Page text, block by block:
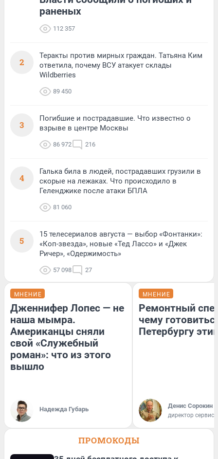
раненых
112 357
2
Теракты против мирных граждан. Татьяна Ким
ответила, почему ВСУ атакует склады
Wildberries
89 450
3
Погибшие и пострадавшие. Что известно о
взрыве в центре Москвы
86 972 216
4
Галька била в людей, пострадавших грузили в
скорые на лежаках. Что происходило в
Геленджике после атаки БПЛА
81 060
5
15 телесериалов августа — выбор «Фонтанки»:
«Коп-звезда», новые «Тед Лассо» и «Джек
Ричер», «Одержимость»
57 098 27
МНЕНИЕ
Дженнифер Лопес — не
наша мымра.
Американцы сняли
свой «Служебный
роман»: что из этого
вышло
Надежда Губарь
МНЕНИЕ
Ремонтный
чему
Петербургу
Денис Сорокин
директор
ПРОМОКОДЫ